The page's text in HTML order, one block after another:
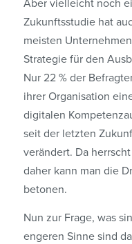
Aber vielleicht noch
Zukunftsstudie hat
meisten
Strategie für den
Nur 22 % der
ihrer Organisation
digitalen
seit der letzten
verändert. Da
daher kann man die
betonen.
Nun zur Frage, was
engeren Sinne sind